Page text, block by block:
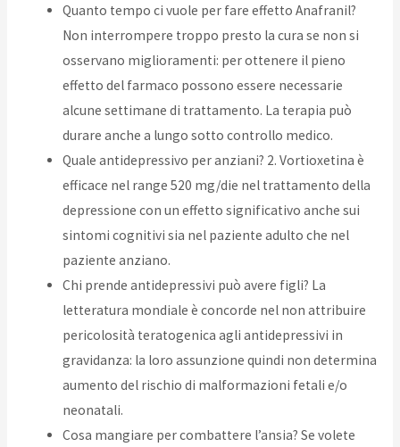
Quanto tempo ci vuole per fare effetto Anafranil?
Non interrompere troppo presto la cura se non si
osservano miglioramenti: per ottenere il pieno
effetto del farmaco possono essere necessarie
alcune settimane di trattamento. La terapia può
durare anche a lungo sotto controllo medico.
Quale antidepressivo per anziani? 2. Vortioxetina è
efficace nel range 520 mg/die nel trattamento della
depressione con un effetto significativo anche sui
sintomi cognitivi sia nel paziente adulto che nel
paziente anziano.
Chi prende antidepressivi può avere figli? La
letteratura mondiale è concorde nel non attribuire
pericolosità teratogenica agli antidepressivi in
gravidanza: la loro assunzione quindi non determina
aumento del rischio di malformazioni fetali e/o
neonatali.
Cosa mangiare per combattere l’ansia? Se volete